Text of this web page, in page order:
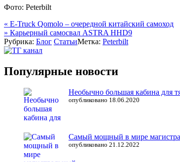
Фото: Peterbilt
Навигация
по
записям
« E-Truck Qomolo – очередной китайский самоход
» Карьерный самосвал ASTRA HHD9
Рубрика: Блог СтатьиМетка: Peterbilt
Популярные новости
Необычно большая кабина для
опубликовано 18.06.2020
Самый мощный в мире
опубликовано 21.12.2022